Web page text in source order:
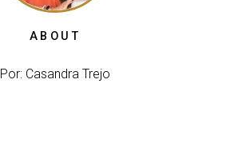
ABOUT
Por: Casandra Trejo